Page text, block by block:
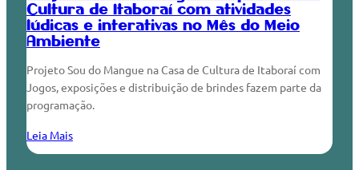
Cultura de Itaboraí com atividades
lúdicas e interativas no Mês do Meio
Ambiente
Projeto Sou do Mangue na Casa de Cultura de Itaboraí com
Jogos, exposições e distribuição de brindes fazem parte da
programação.
Leia Mais